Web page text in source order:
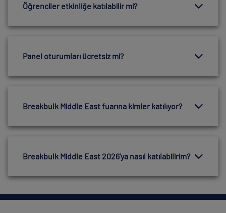
Öğrenciler etkinliğe katılabilir mi?
Panel oturumları ücretsiz mi?
Breakbulk Middle East fuarına kimler katılıyor?
Breakbulk Middle East 2026'ya nasıl katılabilirim?